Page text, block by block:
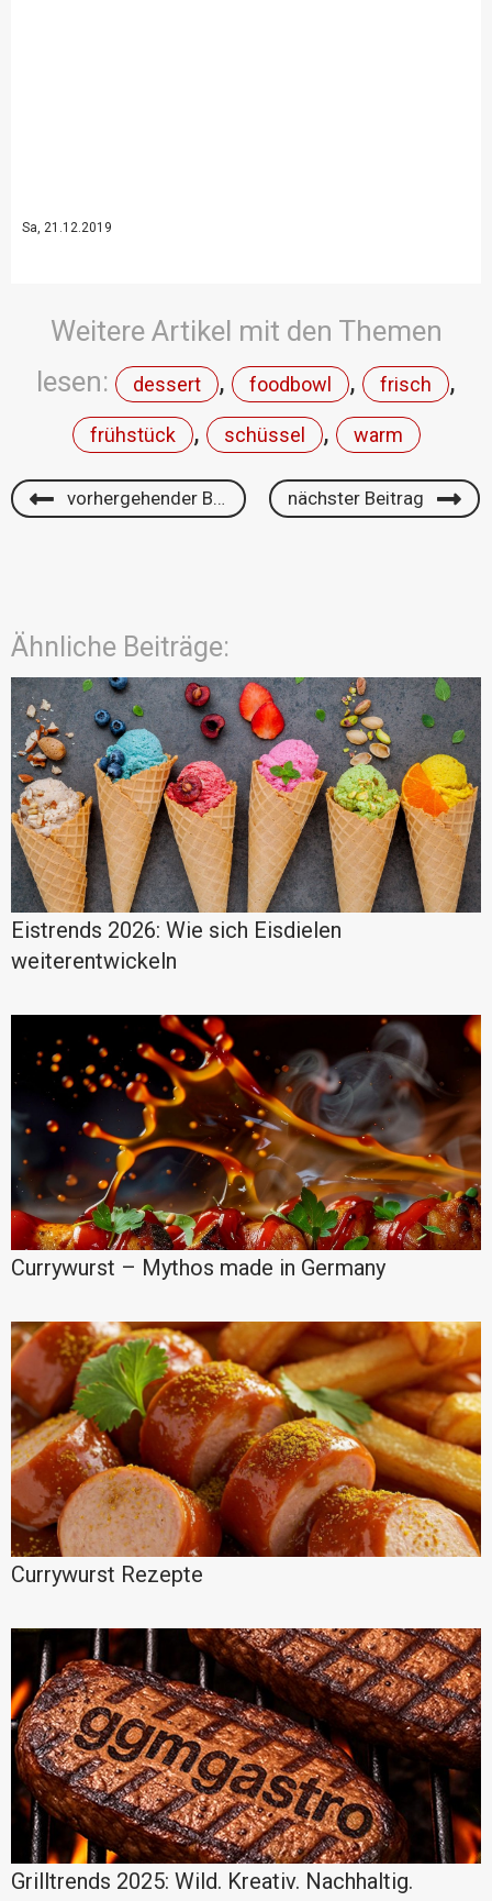
Sa, 21.12.2019
Weitere Artikel mit den Themen
lesen:
dessert , foodbowl , frisch ,
frühstück , schüssel , warm
vorhergehender Beitrag nächster Beitrag
Ähnliche Beiträge:
Eistrends 2026: Wie sich Eisdielen
weiterentwickeln
Currywurst – Mythos made in Germany
Currywurst Rezepte
Grilltrends 2025: Wild. Kreativ. Nachhaltig.